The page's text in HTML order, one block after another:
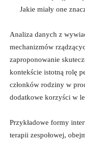
Jakie miały one
Analiza danych z
mechanizmów
zaproponowanie
kontekście istotną rolę
członków rodziny⁣ w
dodatkowe korzyści w
Przykładowe formy‌
⁤terapii zespołowej,